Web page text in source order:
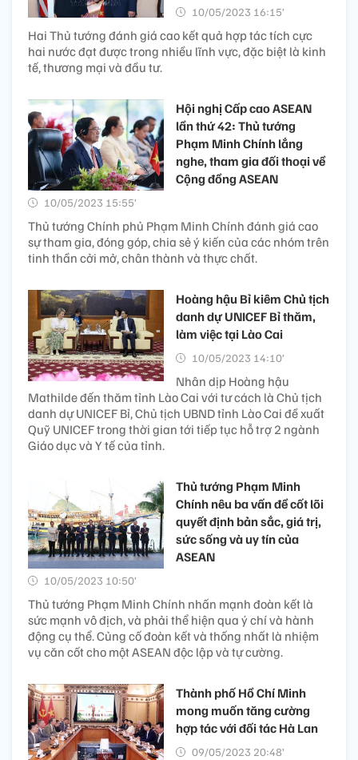
10/05/2023 16:15’
Hai Thủ tướng đánh giá cao kết quả hợp tác tích cực
hai nước đạt được trong nhiều lĩnh vực, đặc biệt là kinh
tế, thương mại và đầu tư.
Hội nghị Cấp cao ASEAN
lần thứ 42: Thủ tướng
Phạm Minh Chính lắng
nghe, tham gia đối thoại về
Cộng đồng ASEAN
10/05/2023 15:55’
Thủ tướng Chính phủ Phạm Minh Chính đánh giá cao
sự tham gia, đóng góp, chia sẻ ý kiến của các nhóm trên
tinh thần cởi mở, chân thành và thực chất.
Hoàng hậu Bỉ kiêm Chủ tịch
danh dự UNICEF Bỉ thăm,
làm việc tại Lào Cai
10/05/2023 14:10’
Nhân dịp Hoàng hậu
Mathilde đến thăm tỉnh Lào Cai với tư cách là Chủ tịch
danh dự UNICEF Bỉ, Chủ tịch UBND tỉnh Lào Cai đề xuất
Quỹ UNICEF trong thời gian tới tiếp tục hỗ trợ 2 ngành
Giáo dục và Y tế của tỉnh.
Thủ tướng Phạm Minh
Chính nêu ba vấn đề cốt lõi
quyết định bản sắc, giá trị,
sức sống và uy tín của
ASEAN
10/05/2023 10:50’
Thủ tướng Phạm Minh Chính nhấn mạnh đoàn kết là
sức mạnh vô địch, và phải thể hiện qua ý chí và hành
động cụ thể. Củng cố đoàn kết và thống nhất là nhiệm
vụ căn cốt cho một ASEAN độc lập và tự cường.
Thành phố Hồ Chí Minh
mong muốn tăng cường
hợp tác với đối tác Hà Lan
09/05/2023 20:48’